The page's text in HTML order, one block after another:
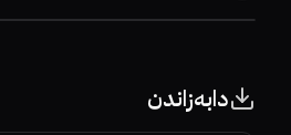
دابەزاندن